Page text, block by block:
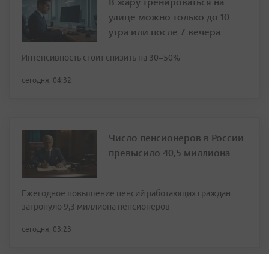
улице можно только до 10
утра или после 7 вечера
Интенсивность стоит снизить на 30–50%
сегодня, 04:32
Число пенсионеров в России
превысило 40,5 миллиона
Ежегодное повышение пенсий работающих граждан
затронуло 9,3 миллиона пенсионеров
сегодня, 03:23